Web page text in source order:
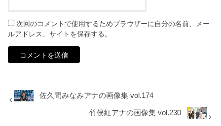
次回のコメントで使用するためブラウザーに自分の名前、メー
ルアドレス、サイトを保存する。
佐久間みなみアナの画像集 vol.174
竹俣紅アナの画像集 vol.230